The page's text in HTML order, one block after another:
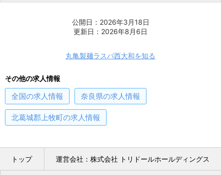
公開日：2026年3月18日
更新日：2026年8月6日
丸亀製麺ラスパ西大和を知る
その他の求人情報
全国の求人情報 奈良県の求人情報
北葛城郡上牧町の求人情報
トップ 運営会社：株式会社 トリドールホールディングス